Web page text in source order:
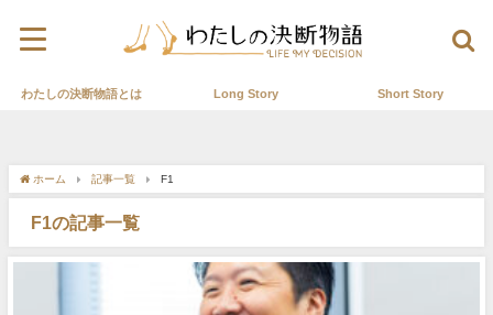
わたしの決断物語とは Long Story Short Story
ホーム 記事一覧 F1
F1の記事一覧